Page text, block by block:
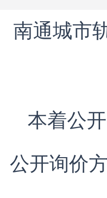
南通城市
本着公
公开询价